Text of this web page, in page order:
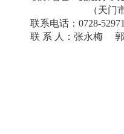
（天门市土地
联系电话： 0728-
联 系 人：张永梅